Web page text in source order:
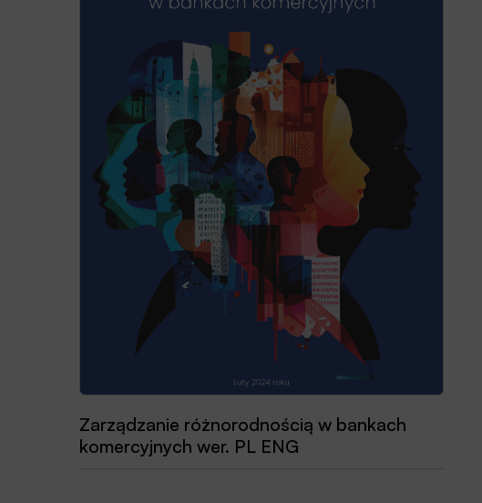
Zarządzanie różnorodnością w bankach
komercyjnych wer. PL ENG
Przewodnik dobrych praktyk 2025